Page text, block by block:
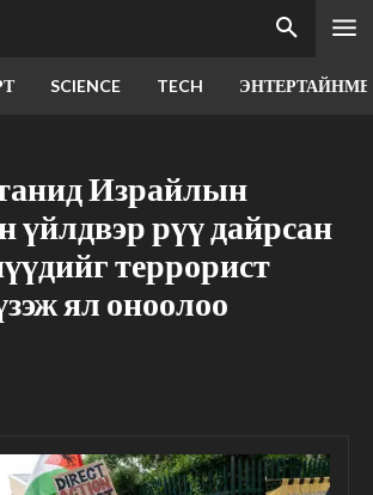
SCIENCE TECH
Израйлын
үйлдвэр рүү дайрсан
террорист
ял оноолоо